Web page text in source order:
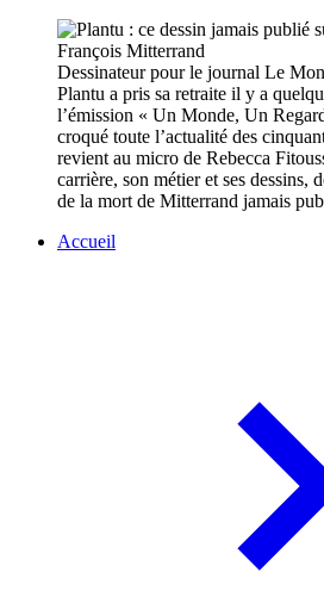
Dessinateur pour le journal Le
Plantu a pris sa retraite il y a
l’émission « Un Monde, Un
croqué toute l’actualité des
revient au micro de Rebecca
carrière, son métier et ses dessins,
de la mort de Mitterrand jamais
Accueil